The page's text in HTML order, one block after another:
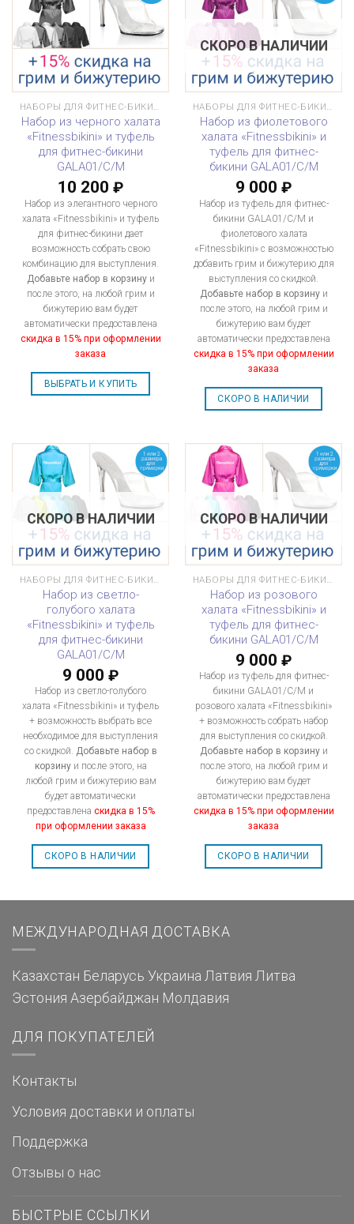
НАБОРЫ ДЛЯ ФИТНЕС-БИКИНИ
Набор из черного халата
«Fitnessbikini» и туфель
для фитнес-бикини
GALA01/C/M
10 200 ₽
Набор из элегантного черного
халата «Fitnessbikini» и туфель
для фитнес-бикини дает
возможность собрать свою
комбинацию для выступления.
Добавьте набор в корзинуи
после этого, на любой грим и
бижутерию вам будет
автоматически предоставлена
скидка в 15% при оформлении
заказа
ВЫБРАТЬ И КУПИТЬ
СКОРО В НАЛИЧИИ
НАБОРЫ ДЛЯ ФИТНЕС-БИКИНИ
Набор из фиолетового
халата «Fitnessbikini» и
туфель для фитнес-
бикини GALA01/C/M
9 000 ₽
Набор из туфель для фитнес-
бикини GALA01/C/M и
фиолетового халата
«Fitnessbikini» с возможностью
добавить грим и бижутерию для
выступления со скидкой.
Добавьте набор в корзинуи
после этого, на любой грим и
бижутерию вам будет
автоматически предоставлена
скидка в 15% при оформлении
заказа
СКОРО В НАЛИЧИИ
СКОРО В НАЛИЧИИ
Набор из светло-
голубого халата
«Fitnessbikini» и туфель
для фитнес-бикини
GALA01/C/M
9 000 ₽
Набор из светло-голубого
халата «Fitnessbikini» и туфель
+ возможность выбрать все
необходимое для выступления
со скидкой. Добавьте набор в
корзинуи после этого, на
любой грим и бижутерию вам
будет автоматически
предоставлена скидка в 15%
при оформлении заказа
СКОРО В НАЛИЧИИ
СКОРО В НАЛИЧИИ
Набор из розового
халата «Fitnessbikini» и
туфель для фитнес-
бикини GALA01/C/M
9 000 ₽
Набор из туфель для фитнес-
бикини GALA01/C/M и
розового халата «Fitnessbikini»
+ возможность собрать набор
для выступления со скидкой.
Добавьте набор в корзинуи
после этого, на любой грим и
бижутерию вам будет
автоматически предоставлена
скидка в 15% при оформлении
заказа
СКОРО В НАЛИЧИИ
МЕЖДУНАРОДНАЯ ДОСТАВКА
Казахстан Беларусь Украина Латвия Литва
Эстония Азербайджан Молдавия
ДЛЯ ПОКУПАТЕЛЕЙ
Контакты
Условия доставки и оплаты
Поддержка
Отзывы о нас
БЫСТРЫЕ ССЫЛКИ